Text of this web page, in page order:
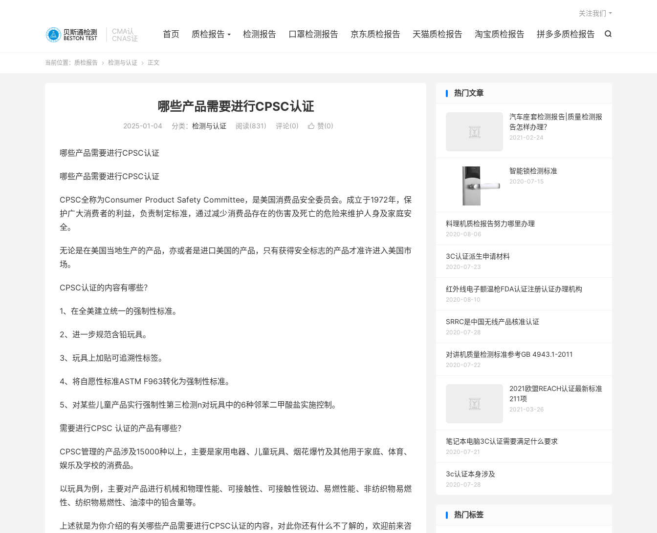
CMA认
CNAS证

首页 质检报告 检测报告 口罩检测报告 京东质检报告 天猫质检报告 淘宝质检报告 拼多多质检报告
关注我们
当前位置： 质检报告  检测与认证  正文
哪些产品需要进行CPSC认证
2025-01-04 分类： 检测与认证 阅读(831) 评论(0)  赞(0)
哪些产品需要进行CPSC认证
哪些产品需要进行CPSC认证
CPSC全称为Consumer Product Safety Committee，是美国消费品安全委员会。成立于1972年，保
护广大消费者的利益，负责制定标准，通过减少消费品存在的伤害及死亡的危险来维护人身及家庭安
全。
无论是在美国当地生产的产品，亦或者是进口美国的产品，只有获得安全标志的产品才准许进入美国市
场。
CPSC认证的内容有哪些？
1、在全美建立统一的强制性标准。
2、进一步规范含铅玩具。
3、玩具上加贴可追溯性标签。
4、将自愿性标准ASTM F963转化为强制性标准。
5、对某些儿童产品实行强制性第三检测n对玩具中的6种邻苯二甲酸盐实施控制。
需要进行CPSC 认证的产品有哪些？
CPSC管理的产品涉及15000种以上，主要是家用电器、儿童玩具、烟花爆竹及其他用于家庭、体育、
娱乐及学校的消费品。
以玩具为例，主要对产品进行机械和物理性能、可接触性、可接触性锐边、易燃性能、非纺织物易燃
性、纺织物易燃性、油漆中的铅含量等。
上述就是为你介绍的有关哪些产品需要进行CPSC认证的内容，对此你还有什么不了解的，欢迎前来咨
热门文章
汽车座套检测报告|质量检测报
告怎样办理？
2021-02-24
智能锁检测标准
2020-07-15
料理机质检报告努力哪里办理
2020-08-06
3C认证派生申请材料
2020-07-23
红外线电子额温枪FDA认证注册认证办理机构
2020-08-10
SRRC是中国无线产品核准认证
2020-07-28
对讲机质量检测标准参考GB 4943.1-2011
2020-07-22
2021欧盟REACH认证最新标准
211项
2021-03-26
笔记本电脑3C认证需要满足什么要求
2020-07-21
3c认证本身涉及
2020-07-28
热门标签